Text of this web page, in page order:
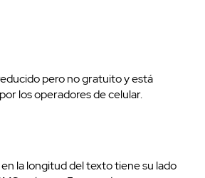
pero no gratuito y está
los operadores de celular.
la longitud del texto tiene su lado